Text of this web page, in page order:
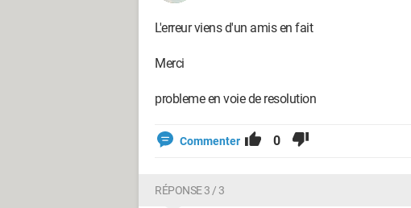
L'erreur viens d'un amis en fait
Merci
probleme en voie de resolution
Commenter 0
RÉPONSE 3 / 3